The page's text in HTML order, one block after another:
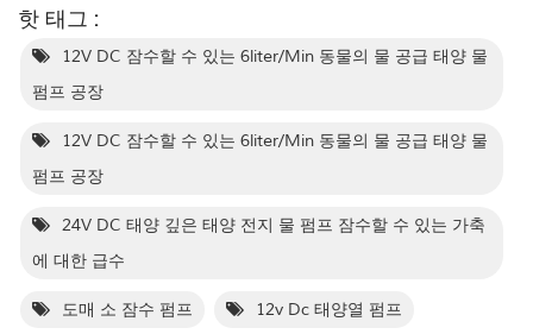
핫 태그 :
12V DC 잠수할 수 있는 6liter/Min 동물의 물 공급 태양 물
펌프 공장
12V DC 잠수할 수 있는 6liter/Min 동물의 물 공급 태양 물
펌프 공장
24V DC 태양 깊은 태양 전지 물 펌프 잠수할 수 있는 가축
에 대한 급수
도매 소 잠수 펌프 12v Dc 태양열 펌프